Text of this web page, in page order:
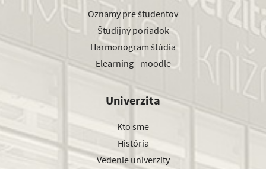
Oznamy pre študentov
Študijný poriadok
Harmonogram štúdia
Elearning - moodle
Univerzita
Kto sme
História
Vedenie univerzity